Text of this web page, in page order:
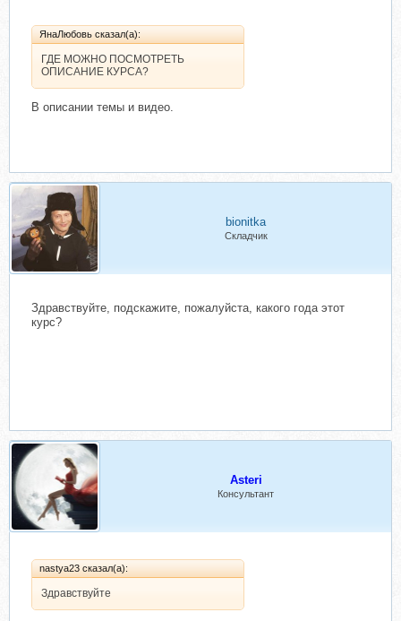
ЯнаЛюбовь сказал(а):
ГДЕ МОЖНО ПОСМОТРЕТЬ
ОПИСАНИЕ КУРСА?
В описании темы и видео.
bionitka
Складчик
Здравствуйте, подскажите, пожалуйста, какого года этот
курс?
Asteri
Консультант
nastya23 сказал(а):
Здравствуйте